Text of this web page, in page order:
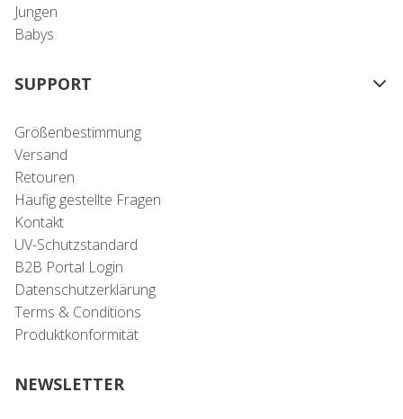
Jungen
Babys
SUPPORT
Größenbestimmung
Versand
Retouren
Häufig gestellte Fragen
Kontakt
UV-Schutzstandard
B2B Portal Login
Datenschutzerklärung
Terms & Conditions
Produktkonformität
NEWSLETTER